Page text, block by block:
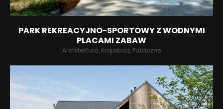
PARK REKREACYJNO-SPORTOWY Z WODNYMI
PLACAMI ZABAW
Architektura, Krajobraz, Publiczne